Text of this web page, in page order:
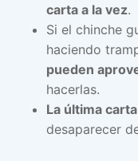
carta a la vez.
Si el chinche
haciendo
pueden
hacerlas.
La última
desaparecer